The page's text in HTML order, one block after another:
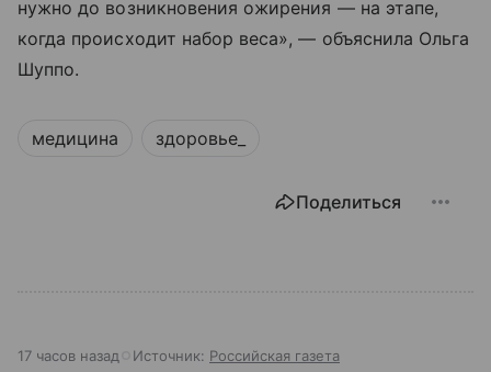
нужно до возникновения ожирения — на этапе,
когда происходит набор веса», — объяснила Ольга
Шуппо.
медицина здоровье_
Поделиться
17 часов назад Источник: Российская газета